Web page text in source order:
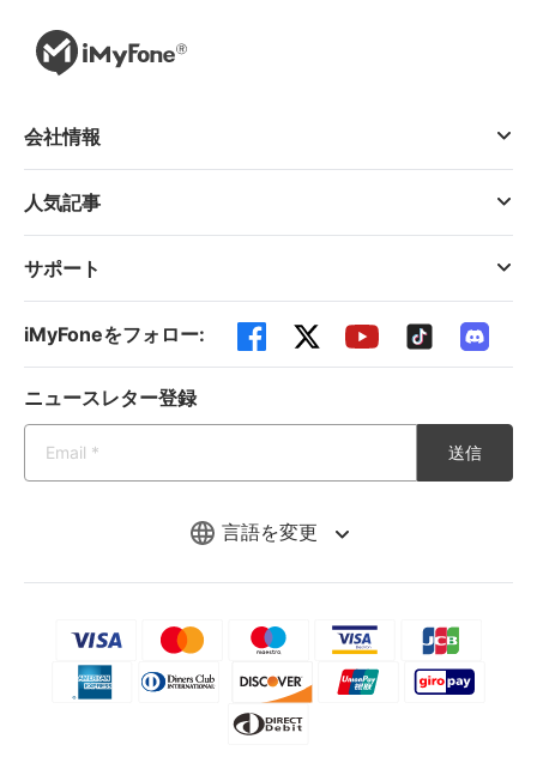
言語を変更
会社情報
人気記事
サポート
iMyFoneをフォロー:
ニュースレター登録
送信